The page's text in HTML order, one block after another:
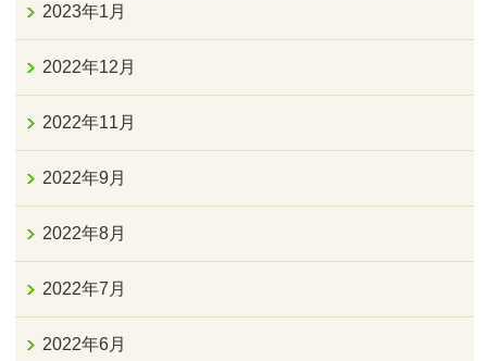
2023年1月
2022年12月
2022年11月
2022年9月
2022年8月
2022年7月
2022年6月